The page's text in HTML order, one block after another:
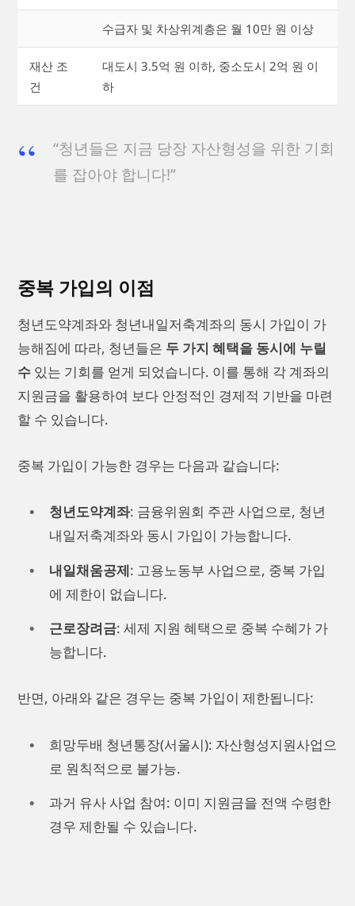
수급자 및 차상위계층은 월 10만 원 이상
재산 조
건
대도시 3.5억 원 이하, 중소도시 2억 원 이
하
“청년들은 지금 당장 자산형성을 위한 기회
를 잡아야 합니다!”
중복 가입의 이점
청년도약계좌와 청년내일저축계좌의 동시 가입이 가
능해짐에 따라, 청년들은 두 가지 혜택을 동시에 누릴
수 있는 기회를 얻게 되었습니다. 이를 통해 각 계좌의
지원금을 활용하여 보다 안정적인 경제적 기반을 마련
할 수 있습니다.
중복 가입이 가능한 경우는 다음과 같습니다:
청년도약계좌: 금융위원회 주관 사업으로, 청년
내일저축계좌와 동시 가입이 가능합니다.
내일채움공제: 고용노동부 사업으로, 중복 가입
에 제한이 없습니다.
근로장려금: 세제 지원 혜택으로 중복 수혜가 가
능합니다.
반면, 아래와 같은 경우는 중복 가입이 제한됩니다:
희망두배 청년통장(서울시): 자산형성지원사업으
로 원칙적으로 불가능.
과거 유사 사업 참여: 이미 지원금을 전액 수령한
경우 제한될 수 있습니다.